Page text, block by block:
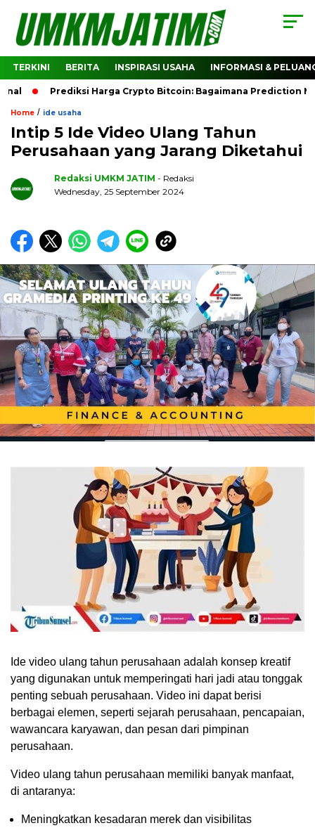
TERKINI BERITA INSPIRASI USAHA INFORMASI &
Prediksi Harga Crypto Bitcoin: Bagaimana Prediction Market
Home / ide usaha
Intip 5 Ide Video Ulang Tahun
Perusahaan yang Jarang Diketahui
Redaksi UMKM JATIM - Redaksi
Wednesday, 25 September 2024
Ide video ulang tahun perusahaan adalah konsep kreatif
yang digunakan untuk memperingati hari jadi atau tonggak
penting sebuah perusahaan. Video ini dapat berisi
berbagai elemen, seperti sejarah perusahaan, pencapaian,
wawancara karyawan, dan pesan dari pimpinan
perusahaan.
Video ulang tahun perusahaan memiliki banyak manfaat,
di antaranya:
Meningkatkan kesadaran merek dan visibilitas